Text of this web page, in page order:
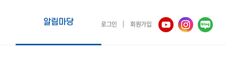
로그인 회원가입
알림마당